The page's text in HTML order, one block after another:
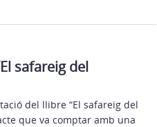
safareig del
del llibre “El safareig del
que va comptar amb una